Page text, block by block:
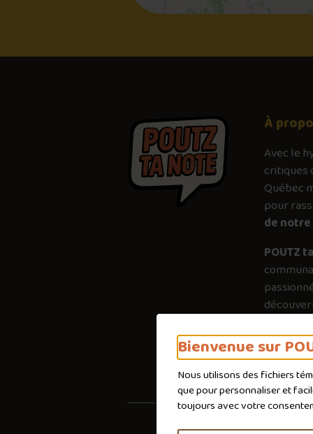
Bienvenue sur
Nous utilisons des fichiers
que pour personnaliser et
toujours avec votre
À
Avec le
critiques
Québec
pour
de
POUTZ
poutines